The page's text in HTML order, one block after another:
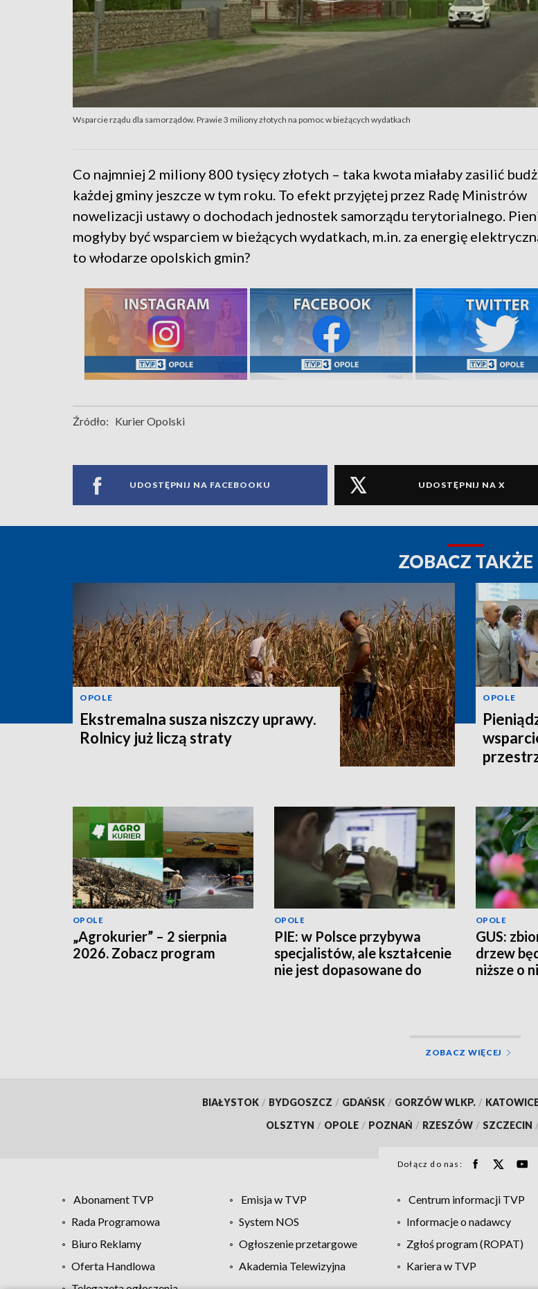
Wsparcie rządu dla samorządów. Prawie 3 miliony złotych na pomoc w bieżących wydatkach
Co najmniej 2 miliony 800 tysięcy złotych – taka kwota miałaby zasilić
każdej gminy jeszcze w tym roku. To efekt przyjętej przez Radę Ministrów
nowelizacji ustawy o dochodach jednostek samorządu terytorialnego.
mogłyby być wsparciem w bieżących wydatkach, m.in. za energię
to włodarze opolskich gmin?
Źródło: Kurier Opolski
UDOSTĘPNIJ NA FACEBOOKU UDOSTĘPNIJ NA X
ZOBACZ TAKŻE
OPOLE
Ekstremalna susza niszczy uprawy.
Rolnicy już liczą straty
OPOLE
OPOLE
„Agrokurier” – 2 sierpnia
2026. Zobacz program
OPOLE
PIE: w Polsce przybywa
specjalistów, ale kształcenie
nie jest dopasowane do
OPOLE
GUS:
drzew
niższe o
ZOBACZ WIĘCEJ
BIAŁYSTOK / BYDGOSZCZ / GDAŃSK / GORZÓW WLKP. /
OLSZTYN / OPOLE / POZNAŃ / RZESZÓW / SZCZECIN
Dołącz do nas:
Abonament TVP Emisja w TVP Centrum informacji TVP
Rada Programowa
System NOS Informacje o nadawcy
Biuro Reklamy
Ogłoszenie przetargowe Zgłoś program (ROPAT)
Oferta Handlowa
Akademia Telewizyjna Kariera w TVP